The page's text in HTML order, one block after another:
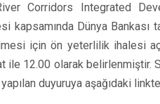
Corridors Integrated
kapsamında Dünya
için ön yeterlilik ihalesi
ile 12.00 olarak belirlenmiştir.
yapılan duyuruya aşağıdaki